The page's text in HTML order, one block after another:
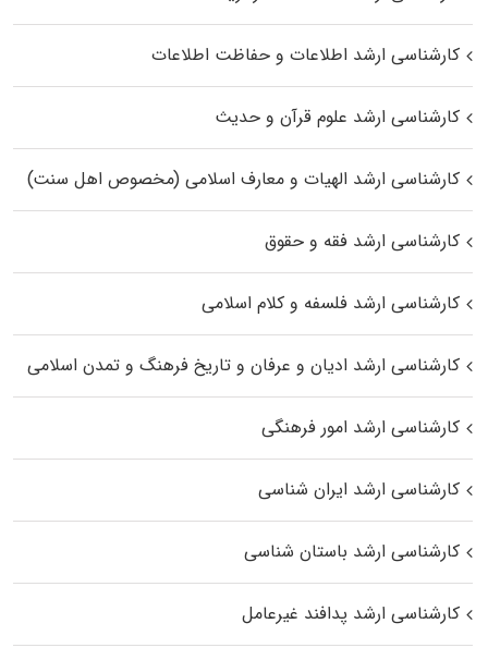
کارشناسی ارشد اطلاعات و حفاظت اطلاعات
کارشناسی ارشد علوم قرآن و حدیث
کارشناسی ارشد الهیات و معارف اسلامی (مخصوص اهل سنت)
کارشناسی ارشد فقه و حقوق
کارشناسی ارشد فلسفه و کلام اسلامی
کارشناسی ارشد ادیان و عرفان و تاریخ فرهنگ و تمدن اسلامی
کارشناسی ارشد امور فرهنگی
کارشناسی ارشد ایران شناسی
کارشناسی ارشد باستان شناسی
کارشناسی ارشد پدافند غیرعامل